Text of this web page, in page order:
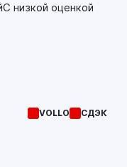
С низкой оценкой
VOLLO СДЭК